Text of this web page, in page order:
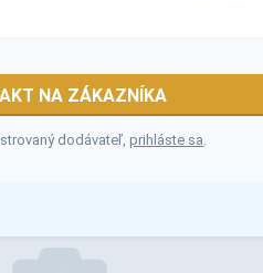
NA ZÁKAZNÍKA
dodávateľ,prihláste sa.